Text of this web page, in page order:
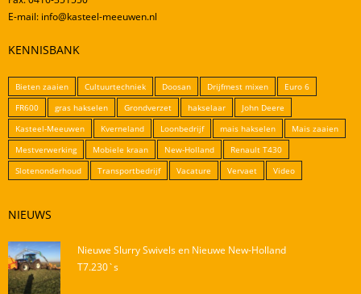
E-mail: info@kasteel-meeuwen.nl
KENNISBANK
Bieten zaaien Cultuurtechniek Doosan Drijfmest mixen
Euro 6
FR600
gras hakselen Grondverzet hakselaar
John Deere
Kasteel-Meeuwen
Kverneland Loonbedrijf mais hakselen
Mais zaaien
Mestverwerking
Mobiele kraan New-Holland
Renault T430
Slotenonderhoud
Transportbedrijf Vacature Vervaet Video
NIEUWS
Nieuwe Slurry Swivels en Nieuwe New-Holland
T7.230`s